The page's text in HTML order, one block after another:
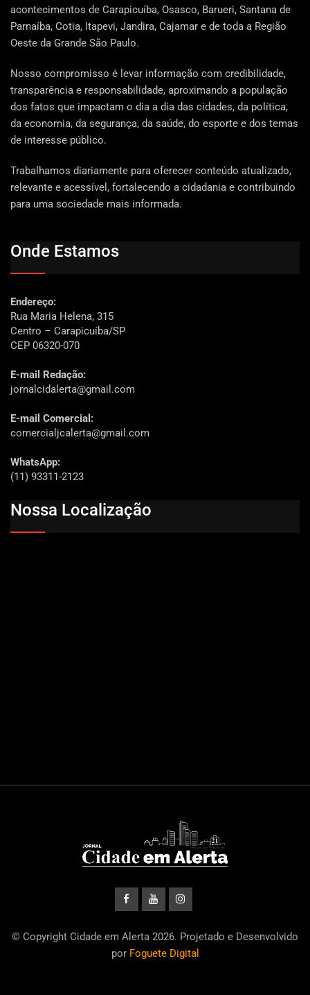
acontecimentos de Carapicuíba, Osasco, Barueri, Santana de
Parnaíba, Cotia, Itapevi, Jandira, Cajamar e de toda a Região
Oeste da Grande São Paulo.
Nosso compromisso é levar informação com credibilidade,
transparência e responsabilidade, aproximando a população
dos fatos que impactam o dia a dia das cidades, da política,
da economia, da segurança, da saúde, do esporte e dos temas
de interesse público.
Trabalhamos diariamente para oferecer conteúdo atualizado,
relevante e acessível, fortalecendo a cidadania e contribuindo
para uma sociedade mais informada.
Onde Estamos
Endereço:
Rua Maria Helena, 315
Centro – Carapicuíba/SP
CEP 06320-070
E-mail Redação:
jornalcidalerta@gmail.com
E-mail Comercial:
comercialjcalerta@gmail.com
WhatsApp:
(11) 93311-2123
Nossa Localização
© Copyright Cidade em Alerta 2026. Projetado e Desenvolvido
por Foguete Digital